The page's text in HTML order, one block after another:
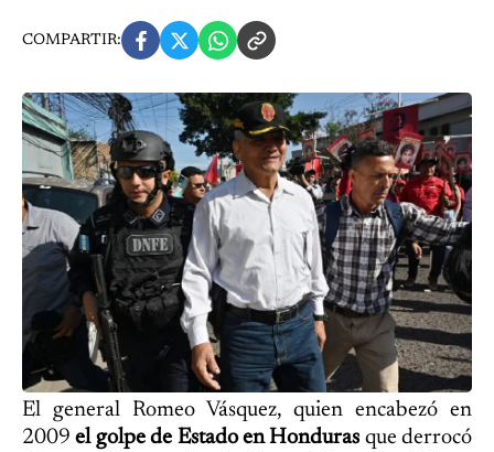
COMPARTIR:
El general Romeo Vásquez, quien encabezó en
2009el golpe de Estado en Honduras que derrocó